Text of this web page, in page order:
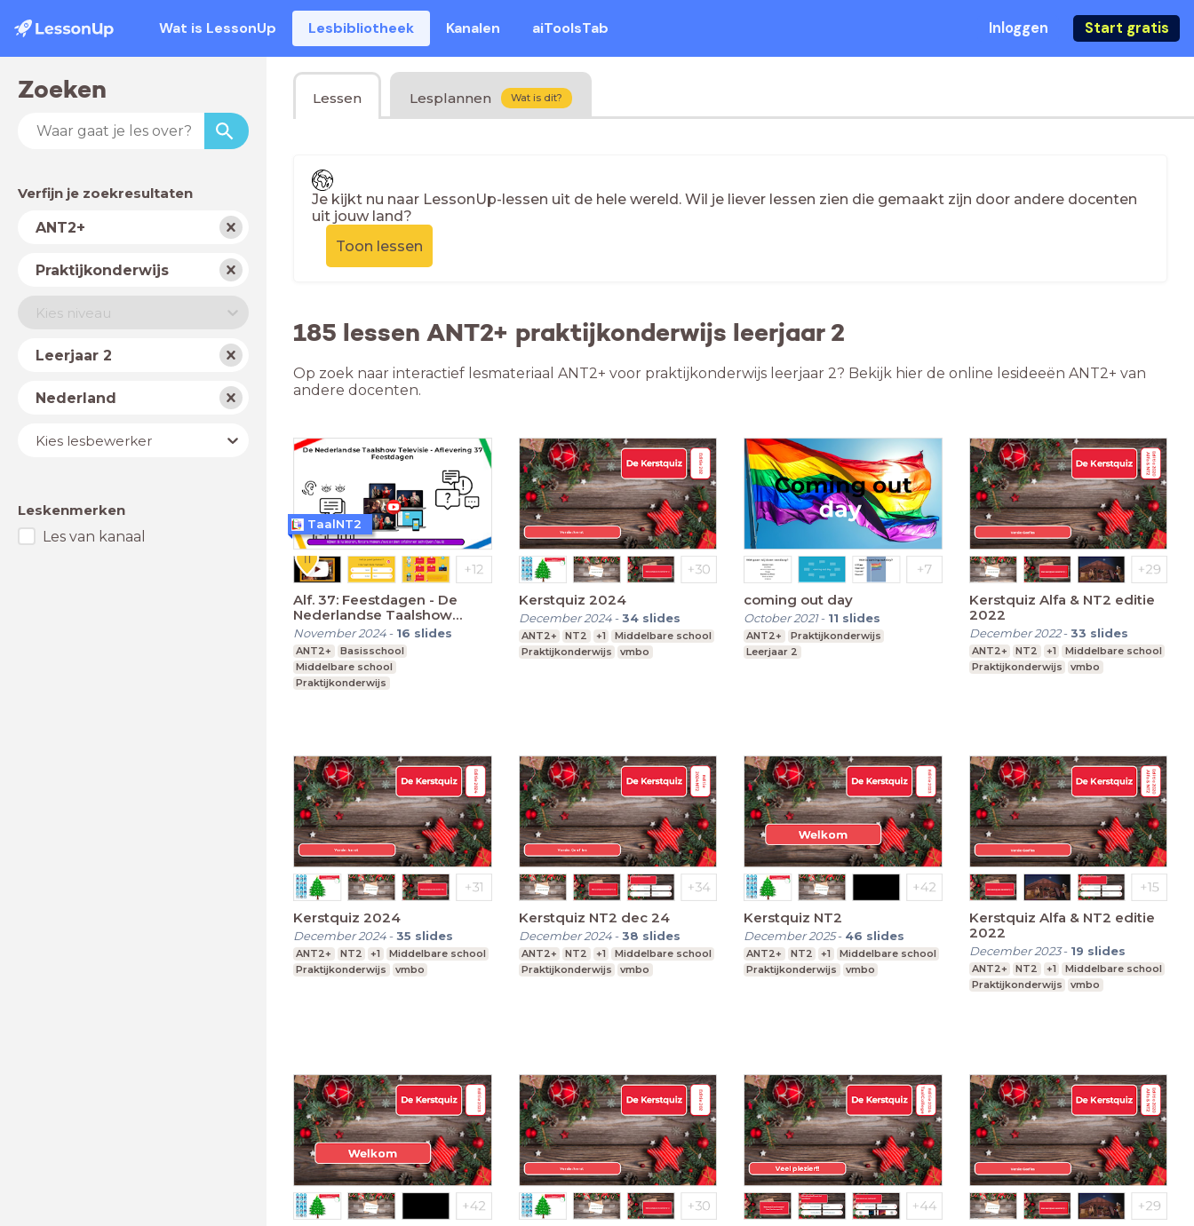
Wat is LessonUp Lesbibliotheek Kanalen aiToolsTab Inloggen Start gratis
Zoeken
Verfijn je zoekresultaten
VakANT2+
Schooltype
Praktijkonderwijs
Niveau
Kies niveau
JaarLeerjaar 2
LandNederland
Lesbewerker
Kies lesbewerker
Leskenmerken
Les van kanaal
Lessen Lesplannen Wat is dit?
Je kijkt nu naar LessonUp-lessen uit de hele wereld. Wil je liever lessen zien die gemaakt zijn door andere docenten
uit jouw land?
Toon lessen
185 lessen ANT2+ praktijkonderwijs leerjaar 2
Op zoek naar interactief lesmateriaal ANT2+ voor praktijkonderwijs leerjaar 2? Bekijk hier de online lesideeën ANT2+ van
andere docenten.
Alf. 37: Feestdagen - De
Nederlandse Taalshow
Televisie
November 2024- 16 slides
ANT2+
Basisschool
Middelbare school
Praktijkonderwijs
TaalNT2
Kerstquiz 2024
December 2024-34 slides
ANT2+ NT2 +1
Middelbare school
Praktijkonderwijs
vmbo
coming out day
October 2021- 11 slides
ANT2+
Praktijkonderwijs
Leerjaar 2
Kerstquiz Alfa & NT2 editie
2022
December 2022-33 slides
ANT2+ NT2 +1
Middelbare school
Praktijkonderwijs
vmbo
Kerstquiz 2024
December 2024-35 slides
ANT2+ NT2 +1
Middelbare school
Praktijkonderwijs
vmbo
Kerstquiz NT2 dec 24
December 2024-38 slides
ANT2+ NT2 +1
Middelbare school
Praktijkonderwijs
vmbo
Kerstquiz NT2
December 2025- 46 slides
ANT2+ NT2 +1
Middelbare school
Praktijkonderwijs
vmbo
Kerstquiz Alfa & NT2 editie
2022
December 2023- 19 slides
ANT2+ NT2 +1
Middelbare school
Praktijkonderwijs
vmbo